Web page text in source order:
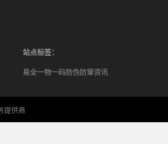
站点标签：
易全一物一码防伪防窜资讯
提供商